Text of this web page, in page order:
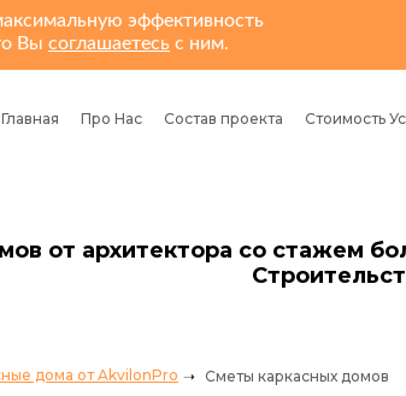
эффективность
Вы соглашаетесь с ним.
Главная Про Нас Состав проекта Стоимость
от архитектора со стажем
дома от AkvilonPro Сметы каркасных домов